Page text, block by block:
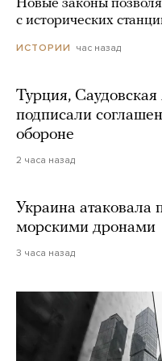
Новые законы
с исторических
ИСТОРИИ час назад
Турция,
подписали
обороне
2 часа назад
Украина
морскими дронами
3 часа назад